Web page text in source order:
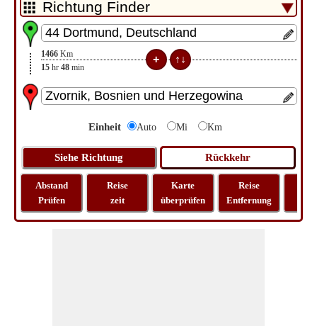
1466 Km
15 hr 48 min
Einheit Auto Mi Km
Abstand
Prüfen
Reise
zeit
Karte
überprüfen
Reise
Entfernung